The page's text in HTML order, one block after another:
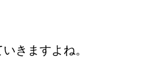
きますよね。